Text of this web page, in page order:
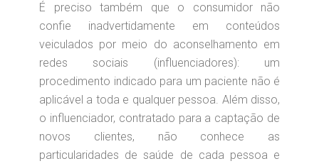
É preciso também que o consumidor não
confie inadvertidamente em conteúdos
veiculados por meio do aconselhamento em
redes sociais (influenciadores): um
procedimento indicado para um paciente não é
aplicável a toda e qualquer pessoa. Além disso,
o influenciador, contratado para a captação de
novos clientes, não conhece as
particularidades de saúde de cada pessoa e